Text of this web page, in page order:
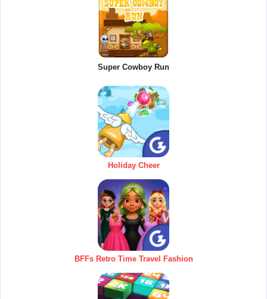
Super Cowboy Run
Holiday Cheer
BFFs Retro Time Travel Fashion